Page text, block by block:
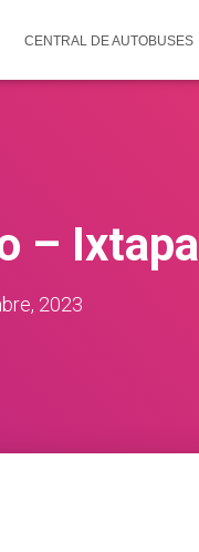
CENTRAL DE AUTOBUSES
– Ixtapa
2023